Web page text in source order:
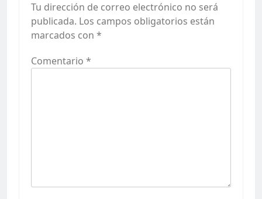
Tu dirección de correo electrónico no será
publicada. Los campos obligatorios están
marcados con *
Comentario *